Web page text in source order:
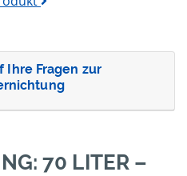
Ihre Fragen zur
70 LITER –